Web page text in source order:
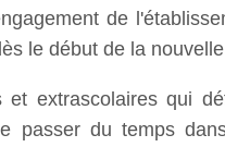
de
le début de la
extrascolaires qui
passer du temps